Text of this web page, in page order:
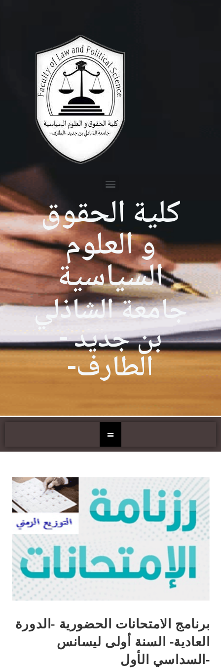
كلية الحقوق
و العلوم
السياسية
جامعة الشاذلي
بن جديد -
الطارف-
برنامج الامتحانات الحضورية -الدورة
العادية- السنة أولى ليسانس
-السداسي الأول